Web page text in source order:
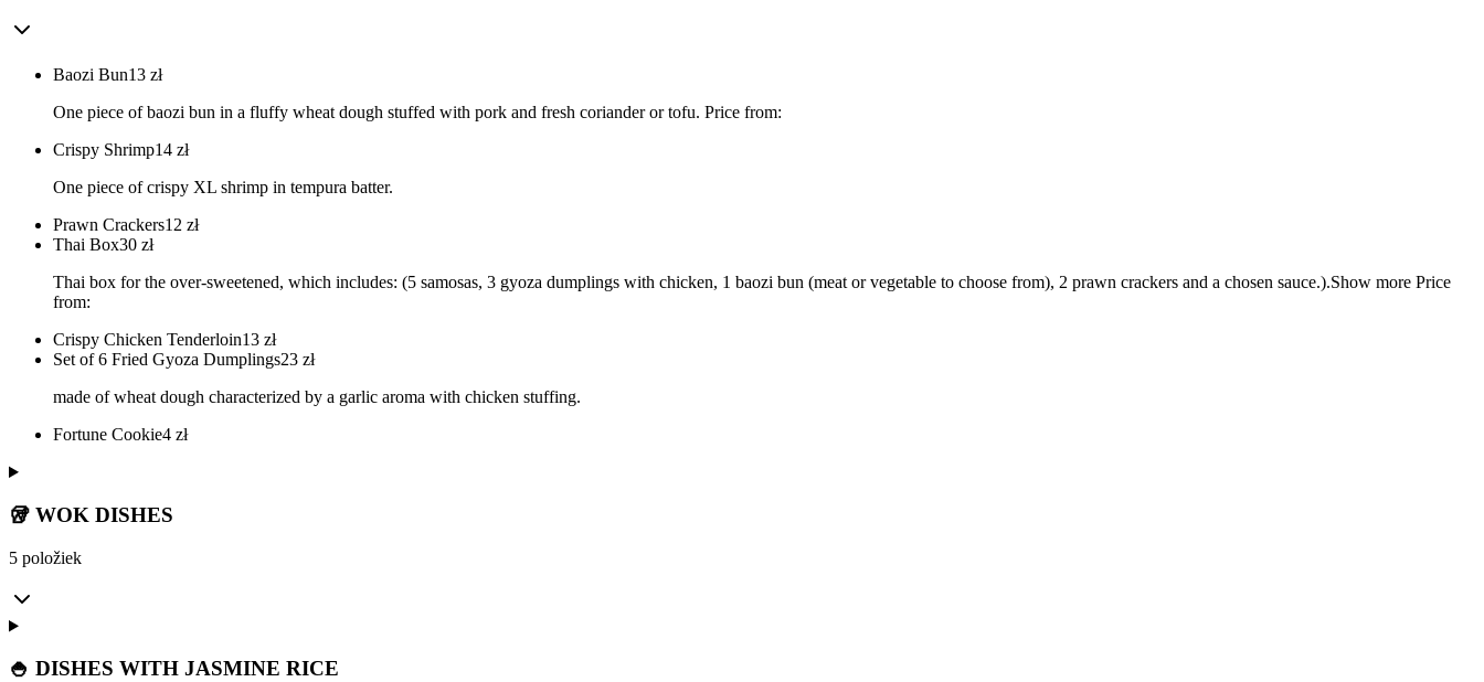
Baozi Bun13 zł
One piece of baozi bun in a fluffy wheat dough stuffed with pork and fresh coriander or tofu. Price from:
Crispy Shrimp14 zł
One piece of crispy XL shrimp in tempura batter.
Prawn Crackers12 zł
Thai Box30 zł
Thai box for the over-sweetened, which includes: (5 samosas, 3 gyoza dumplings with chicken, 1 baozi bun (meat or vegetable to choose from), 2 prawn crackers and a chosen sauce.).Show more Price
from:
Crispy Chicken Tenderloin13 zł
Set of 6 Fried Gyoza Dumplings23 zł
made of wheat dough characterized by a garlic aroma with chicken stuffing.
Fortune Cookie4 zł
🥡 WOK DISHES
5 položiek
🍚 DISHES WITH JASMINE RICE